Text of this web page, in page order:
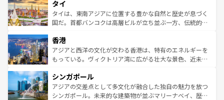
リティに包まれながら、韓国の多彩な魅力を心ゆくまで味
わってみてほしい。 なお、新着の韓国情報はコンテンツ一
覧を参照してほしい。
急速な発展と共に伝統が息づく。ハノイの古い町並みやホ
ーチミン市のフランス統治時代の建物も、独特の雰囲気を
醸し出している。また、バラエティの豊かさとおいしさで
とつ。フォーやバインミー、ベトナムコーヒーなどは、ぜ
ひ現地で味わいたい。どの地域を訪れてもあたたかい人々
が旅行者を迎えてくれるので、きっと忘れられない旅にな
参照してほしい。
タイ
タイは、東南アジアに位置する豊かな自然と歴史が息づく
国だ。首都バンコクは高層ビルが立ち並ぶ一方、伝統的な
の活気が交差している。北部ではチェンマイなどの山岳地
帯で自然と触れ合い、南部ではプーケットやクラビの美し
いビーチでリゾート気分を楽しむことができる。タイ料理
激する。気候は一年中温暖で、どの季節にも異なる楽しみ
が待っている。親しみやすいタイの人々、仏教を中心とし
た文化、そして多様な観光資源が、訪れる旅人を魅了し続
香港
アジアと西洋の文化が交わる香港は、特有のエネルギーを
もっている。ヴィクトリア湾に広がる壮大な景色、近未来
み、どこを訪れても感動するはず。観光スポットが密集し
ており、効率よく見どころを回れるのも魅力。息をのむよ
うな絶景から文化的な体験まで、香港を存分に楽しみ尽く
シンガポール
アジアの交差点として多文化が融合した独自の魅力を放つ
シンガポール。未来的な建築物が並ぶマリーナベイ、歴史